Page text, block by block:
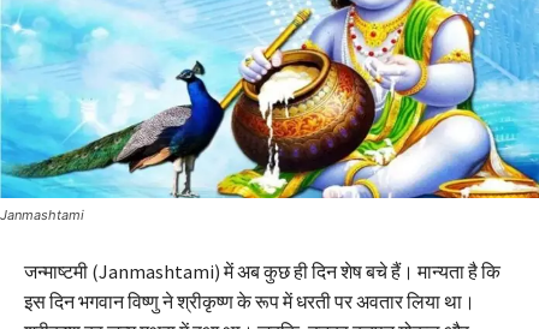
Janmashtami
जन्‍माष्‍टमी (Janmashtami) में अब कुछ ही दिन शेष बचे हैं। मान्‍यता है कि
इस दिन भगवान विष्णु ने श्रीकृष्ण के रूप में धरती पर अवतार लिया था।